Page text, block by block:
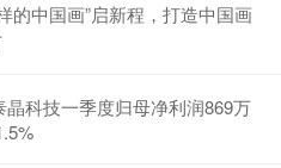
的中国画”启新程，打造中国画
科技一季度归母净利润869万